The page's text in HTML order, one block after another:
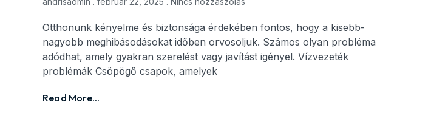
Otthonunk kényelme és biztonsága érdekében fontos, hogy a kisebb-
nagyobb meghibásodásokat időben orvosoljuk. Számos olyan probléma
adódhat, amely gyakran szerelést vagy javítást igényel. Vízvezeték
problémák Csöpögő csapok, amelyek
Read More...